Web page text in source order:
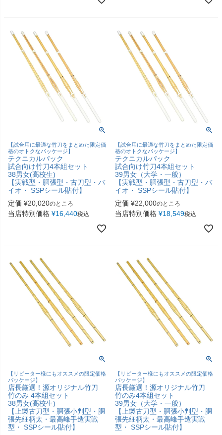
【試合用に最適な竹刀をまとめた限定価
格のオトクなパッケージ】
テクニカルパック
試合向け竹刀4本組セット
38男女(高校生)
【実戦型・胴張型・古刀型・バ
イオ・ SSPシール貼付】
定価 ¥20,020のところ
当店特別価格 ¥16,440税込
【試合用に最適な竹刀をまとめた限定価
格のオトクなパッケージ】
テクニカルパック
試合向け竹刀4本組セット
39男女（大学・一般）
【実戦型・胴張型・古刀型・バ
イオ・ SSPシール貼付】
定価 ¥22,000のところ
当店特別価格 ¥18,549税込
【リピーター様にもオススメの限定価格
パッケージ】
店長厳選！源オリジナル竹刀
竹のみ 4本組セット
38男女(高校生)
【上製古刀型・胴張小判型・胴
張先細柄太・最高峰手造実戦
型・ SSPシール貼付】
【リピーター様にもオススメの限定価格
パッケージ】
店長厳選！源オリジナル竹刀
竹のみ4本組セット
39男女（大学・一般）
【上製古刀型・胴張小判型・胴
張先細柄太・最高峰手造実戦
型・ SSPシール貼付】